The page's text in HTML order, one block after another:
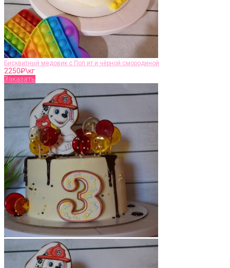
Бисквитный медовик с Поп ит и чёрной смородиной
2250₽\кг
Заказать